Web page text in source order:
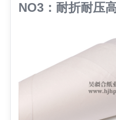
NO3：耐折耐压